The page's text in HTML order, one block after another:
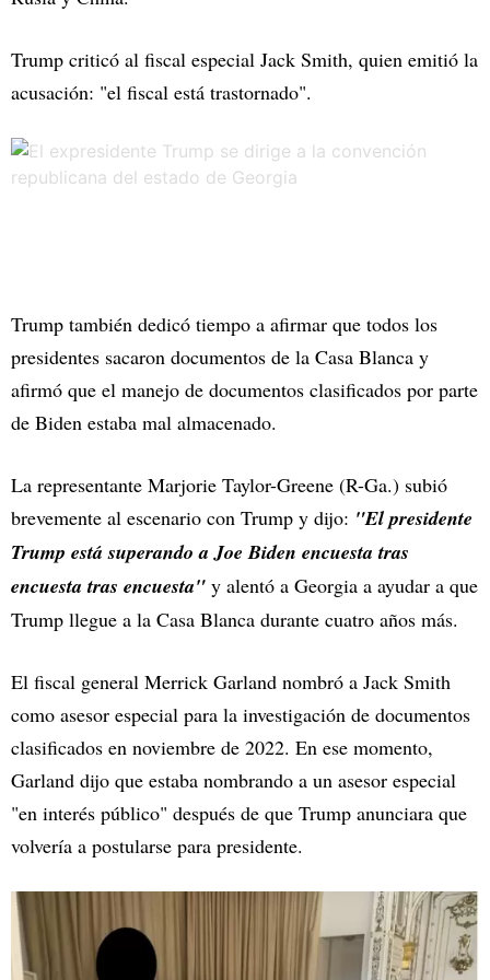
Trump criticó al fiscal especial Jack Smith, quien emitió la
acusación: "el fiscal está trastornado".
Trump también dedicó tiempo a afirmar que todos los
presidentes sacaron documentos de la Casa Blanca y
afirmó que el manejo de documentos clasificados por parte
de Biden estaba mal almacenado.
La representante Marjorie Taylor-Greene (R-Ga.) subió
brevemente al escenario con Trump y dijo: "El presidente
Trump está superando a Joe Biden encuesta tras
encuesta tras encuesta" y alentó a Georgia a ayudar a que
Trump llegue a la Casa Blanca durante cuatro años más.
El fiscal general Merrick Garland nombró a Jack Smith
como asesor especial para la investigación de documentos
clasificados en noviembre de 2022. En ese momento,
Garland dijo que estaba nombrando a un asesor especial
"en interés público" después de que Trump anunciara que
volvería a postularse para presidente.